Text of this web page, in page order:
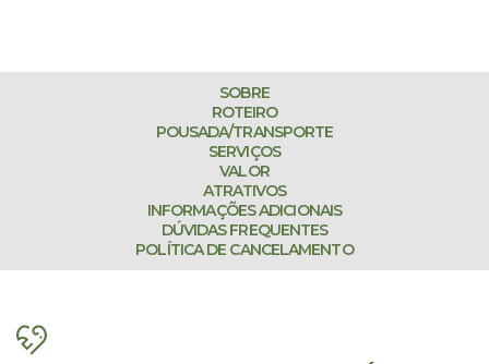
SOBRE
ROTEIRO
POUSADA/TRANSPORTE
SERVIÇOS
VALOR
ATRATIVOS
INFORMAÇÕES ADICIONAIS
DÚVIDAS FREQUENTES
POLÍTICA DE CANCELAMENTO